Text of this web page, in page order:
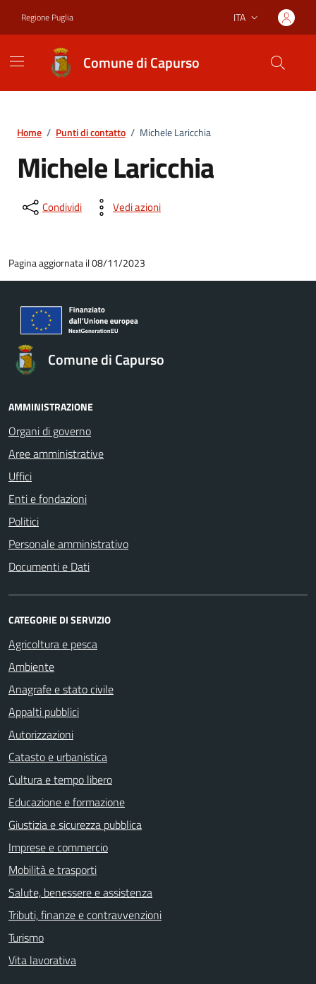
Regione Puglia Lingua attiva:
ITA
Comune di Capurso
Home / Punti di contatto / Michele Laricchia
Michele Laricchia
Condividi Vedi azioni
Pagina aggiornata il 08/11/2023
Comune di Capurso
AMMINISTRAZIONE
Organi di governo
Aree amministrative
Uffici
Enti e fondazioni
Politici
Personale amministrativo
Documenti e Dati
CATEGORIE DI SERVIZIO
Agricoltura e pesca
Ambiente
Anagrafe e stato civile
Appalti pubblici
Autorizzazioni
Catasto e urbanistica
Cultura e tempo libero
Educazione e formazione
Giustizia e sicurezza pubblica
Imprese e commercio
Mobilità e trasporti
Salute, benessere e assistenza
Tributi, finanze e contravvenzioni
Turismo
Vita lavorativa